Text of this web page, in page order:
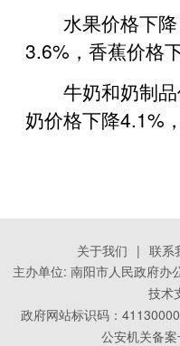
水果价格下
3.6%，香蕉价格
牛奶和奶制
奶价格下降4.1%
关于我们 | 联系
主办单位: 南阳市人民政府办
技术
政府网站标识码：
公安机关备